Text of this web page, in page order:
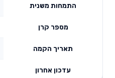
התמחות משנית
מספר קרן
תאריך הקמה
עדכון אחרון